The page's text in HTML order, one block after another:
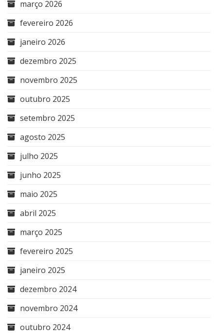
março 2026
fevereiro 2026
janeiro 2026
dezembro 2025
novembro 2025
outubro 2025
setembro 2025
agosto 2025
julho 2025
junho 2025
maio 2025
abril 2025
março 2025
fevereiro 2025
janeiro 2025
dezembro 2024
novembro 2024
outubro 2024